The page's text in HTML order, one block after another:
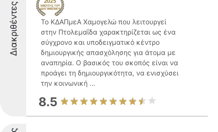
Διακριθέντες
Το ΚΔΑΠμεΑ Χαμογελώ που λειτουργεί
στην Πτολεμαΐδα χαρακτηρίζεται ως ένα
σύγχρονο και υποδειγματικό κέντρο
δημιουργικής απασχόλησης για άτομα με
αναπηρία. Ο βασικός του σκοπός είναι να
προάγει τη δημιουργικότητα, να ενισχύσει
την κοινωνική ...
8.5